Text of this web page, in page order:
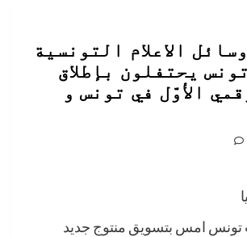
TT Presseوسائل الاعلام التونسية
يحتفلون بإطلاق
الأوّل في تونس و
تونس امس بتسويق منتوج جديد